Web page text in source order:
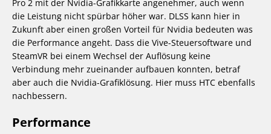
Pro 2 mit der Nvidia-Grafikkarte angenehmer, auch wenn
die Leistung nicht spürbar höher war. DLSS kann hier in
Zukunft aber einen großen Vorteil für Nvidia bedeuten was
die Performance angeht. Dass die Vive-Steuersoftware und
SteamVR bei einem Wechsel der Auflösung keine
Verbindung mehr zueinander aufbauen konnten, betraf
aber auch die Nvidia-Grafiklösung. Hier muss HTC ebenfalls
nachbessern.
Performance